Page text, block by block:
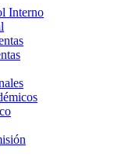
Interno